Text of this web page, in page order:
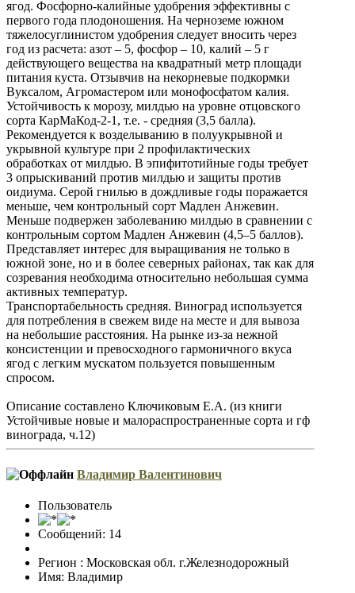
ягод. Фосфорно-калийные удобрения эффективны с
первого года плодоношения. На черноземе южном
тяжелосуглинистом удобрения следует вносить через
год из расчета: азот – 5, фосфор – 10, калий – 5 г
действующего вещества на квадратный метр площади
питания куста. Отзывчив на некорневые подкормки
Вуксалом, Агромастером или монофосфатом калия.
Устойчивость к морозу, милдью на уровне отцовского
сорта КарМаКод-2-1, т.е. - средняя (3,5 балла).
Рекомендуется к возделыванию в полуукрывной и
укрывной культуре при 2 профилактических
обработках от милдью. В эпифитотийные годы требует
3 опрыскиваний против милдью и защиты против
оидиума. Серой гнилью в дождливые годы поражается
меньше, чем контрольный сорт Мадлен Анжевин.
Меньше подвержен заболеванию милдью в сравнении с
контрольным сортом Мадлен Анжевин (4,5–5 баллов).
Представляет интерес для выращивания не только в
южной зоне, но и в более северных районах, так как для
созревания необходима относительно небольшая сумма
активных температур.
Транспортабельность средняя. Виноград используется
для потребления в свежем виде на месте и для вывоза
на небольшие расстояния. На рынке из-за нежной
консистенции и превосходного гармоничного вкуса
ягод с легким мускатом пользуется повышенным
спросом.
Описание составлено Ключиковым Е.А. (из книги
Устойчивые новые и малораспространенные сорта и гф
винограда, ч.12)
Владимир Валентинович
Пользователь
Сообщений: 14
Регион : Московская обл. г.Железнодорожный
Имя: Владимир